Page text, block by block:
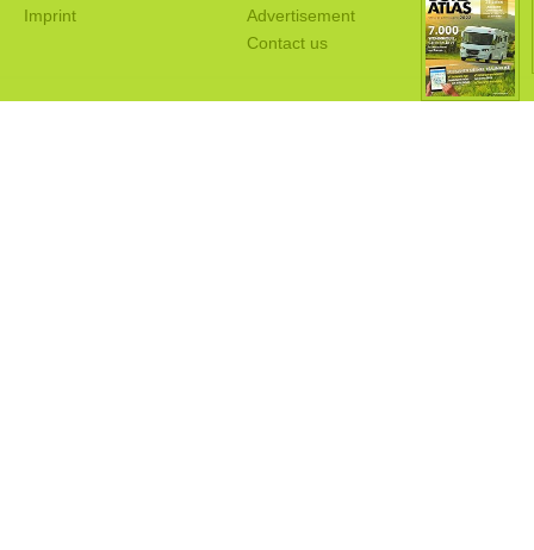
Imprint
Advertisement
Contact us